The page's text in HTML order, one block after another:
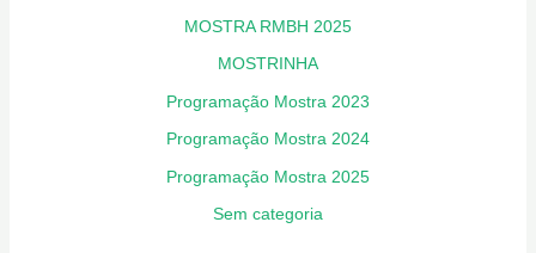
MOSTRA RMBH 2025
MOSTRINHA
Programação Mostra 2023
Programação Mostra 2024
Programação Mostra 2025
Sem categoria